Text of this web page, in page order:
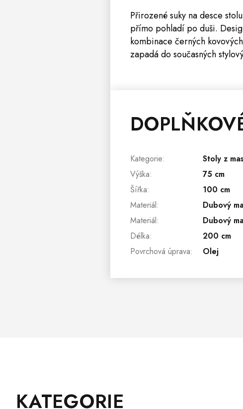
Přirozené suky na desce
přímo pohladí po duši.
kombinace černých
zapadá do současných
Kategorie:
Stoly z
Výška:
75 cm
Šířka:
100 cm
Materiál:
Dubový
Materiál:
Dubový
Délka:
200 cm
Povrchová úprava: Olej
Přeskočit
kategorie
KATEGORIE